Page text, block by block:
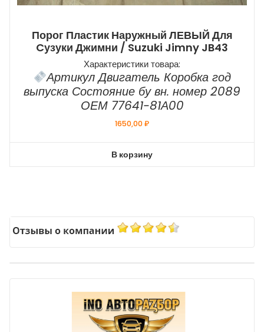
Порог Пластик Наружный ЛЕВЫЙ Для
Cузуки Джимни / Suzuki Jimny JB43
Характеристики товара:
Артикул Двигатель Коробка год
выпуска Состояние бу вн. номер 2089
ОЕМ 77641-81А00
1650,00₽
В корзину